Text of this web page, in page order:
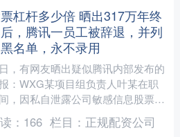
杠杆多少倍 晒出317万年终
，腾讯一员工被辞退，并列
名单，永不录用
，有网友晒出疑似腾讯内部发布的
：WXG某项目组负责人叶某在职
，因私自泄露公司敏感信息股票杠
少倍，被公司辞退并列入黑名单，
录用。相关话题迅速登....
： 166 栏目： 正规配资公司